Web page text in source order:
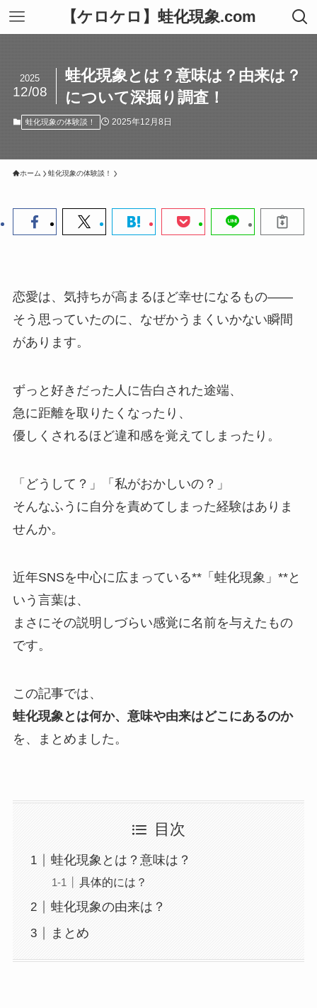
【ケロケロ】蛙化現象.com
蛙化現象とは？意味は？由来は？
について深掘り調査！
2025
12/08
蛙化現象の体験談！ 2025年12月8日
ホーム 蛙化現象の体験談！
恋愛は、気持ちが高まるほど幸せになるもの――
そう思っていたのに、なぜかうまくいかない瞬間
があります。
ずっと好きだった人に告白された途端、
急に距離を取りたくなったり、
優しくされるほど違和感を覚えてしまったり。
「どうして？」「私がおかしいの？」
そんなふうに自分を責めてしまった経験はありま
せんか。
近年SNSを中心に広まっている**「蛙化現象」**と
いう言葉は、
まさにその説明しづらい感覚に名前を与えたもの
です。
この記事では、
蛙化現象とは何か、意味や由来はどこにあるのか
を、まとめました。
目次
蛙化現象とは？意味は？
具体的には？
蛙化現象の由来は？
まとめ